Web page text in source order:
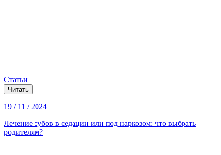
Статьи
Читать
19 / 11 / 2024
Лечение зубов в седации или под наркозом: что выбрать
родителям?